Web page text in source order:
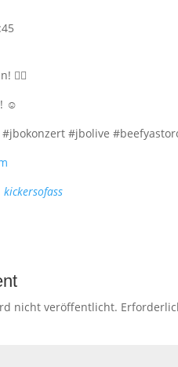
🤷‍♂️
☺️
#jbolive
kickersofass
nicht veröffentlicht.